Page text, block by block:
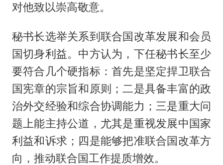
对他致以崇高敬意。
秘书长选举关系到联合国改革发展和会员
国切身利益。中方认为，下任秘书长至少
要符合几个硬指标：首先是坚定捍卫联合
国宪章的宗旨和原则；二是具备丰富的政
治外交经验和综合协调能力；三是重大问
题上能主持公道，尤其是重视发展中国家
利益和诉求；四是能够把准联合国改革方
向，推动联合国工作提质增效。